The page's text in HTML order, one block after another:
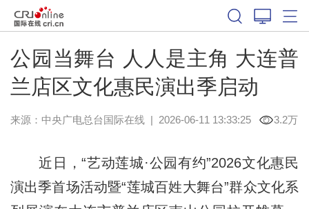
公园当舞台 人人是主角 大连普
兰店区文化惠民演出季启动
来源：中央广电总台国际在线| 2026-06-11 13:33:25 3.2万
近日，“艺动莲城·公园有约”2026文化惠民
演出季首场活动暨“莲城百姓大舞台”群众文化系